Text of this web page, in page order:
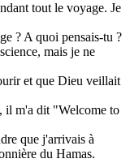
tout le voyage. Je
? A quoi pensais-tu ?
mais je ne
et que Dieu veillait
il m'a dit "Welcome to
que j'arrivais à
du Hamas.